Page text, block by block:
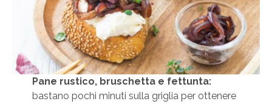
Pane rustico, bruschetta e fettunta:
bastano pochi minuti sulla griglia per ottenere